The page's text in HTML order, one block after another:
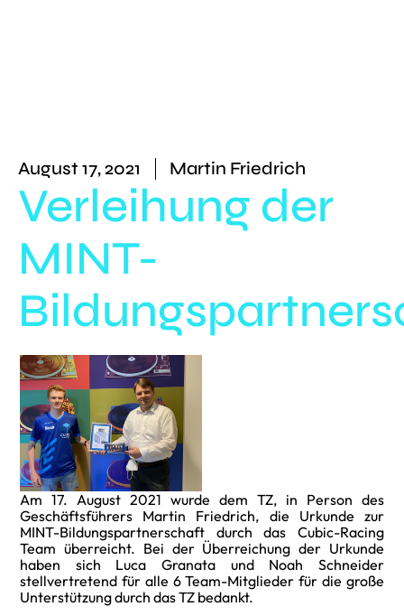
August 17, 2021 Martin Friedrich
Verleihung der
MINT-
Am 17. August 2021 wurde dem TZ, in Person des
Geschäftsführers Martin Friedrich, die Urkunde zur
MINT-Bildungspartnerschaft durch das Cubic-Racing
Team überreicht. Bei der Überreichung der Urkunde
haben sich Luca Granata und Noah Schneider
stellvertretend für alle 6 Team-Mitglieder für die große
Unterstützung durch das TZ bedankt.